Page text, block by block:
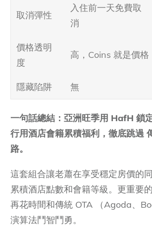
取消彈性
入住前一天免費取
消
價格透明
度
高，Coins 就是價格
隱藏陷阱 無
一句話總結：亞洲旺季用 HafH 鎖
行用酒店會籍累積福利，徹底跳過
路。
這套組合讓老蕭在享受穩定房價的
累積酒店點數和會籍等級。更重要
再花時間和傳統 OTA （Agoda、
演算法鬥智鬥勇。